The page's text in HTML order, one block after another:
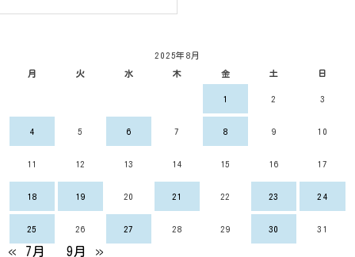
2025年8月
月 火 水 木 金 土 日
1 2 3
4 5 6 7 8 9 10
11 12 13 14 15 16 17
18 19 20 21 22 23 24
25 26 27 28 29 30 31
« 7月 9月 »